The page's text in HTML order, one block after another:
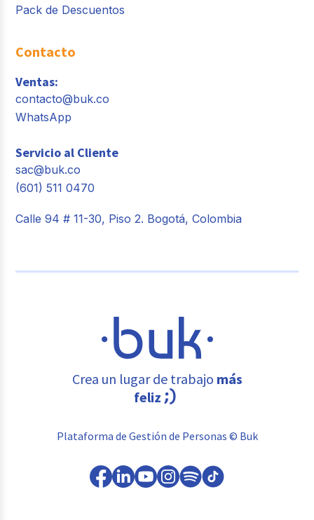
Pack de Descuentos
Contacto
Ventas:
contacto@buk.co
WhatsApp
Servicio al Cliente
sac@buk.co
(601) 511 0470
Calle 94 # 11-30, Piso 2. Bogotá, Colombia
Crea un lugar de trabajo más
feliz
Plataforma de Gestión de Personas © Buk